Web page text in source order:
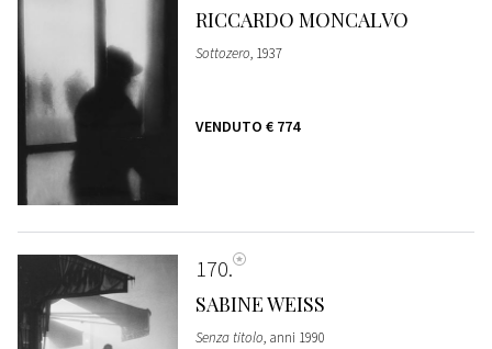
RICCARDO MONCALVO
Sottozero, 1937
VENDUTO € 774
170
SABINE WEISS
Senza titolo, anni 1990